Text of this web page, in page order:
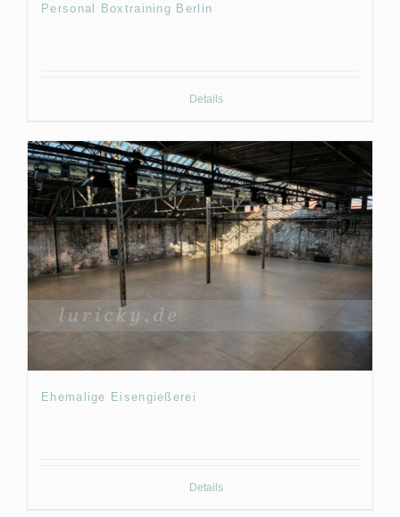
Personal Boxtraining Berlin
Details
Ehemalige Eisengießerei
Details